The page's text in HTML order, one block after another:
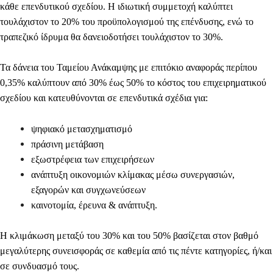
κάθε επενδυτικού σχεδίου. Η ιδιωτική συμμετοχή καλύπτει
τουλάχιστον το 20% του προϋπολογισμού της επένδυσης, ενώ το
τραπεζικό ίδρυμα θα δανειοδοτήσει τουλάχιστον το 30%.
Τα δάνεια του Ταμείου Ανάκαμψης με επιτόκιο αναφοράς περίπου
0,35% καλύπτουν από 30% έως 50% το κόστος του επιχειρηματικού
σχεδίου και κατευθύνονται σε επενδυτικά σχέδια για:
ψηφιακό μετασχηματισμό
πράσινη μετάβαση
εξωστρέφεια των επιχειρήσεων
ανάπτυξη οικονομιών κλίμακας μέσω συνεργασιών,
εξαγορών και συγχωνεύσεων
καινοτομία, έρευνα & ανάπτυξη.
Η κλιμάκωση μεταξύ του 30% και του 50% βασίζεται στον βαθμό
μεγαλύτερης συνεισφοράς σε καθεμία από τις πέντε κατηγορίες, ή/και
σε συνδυασμό τους.